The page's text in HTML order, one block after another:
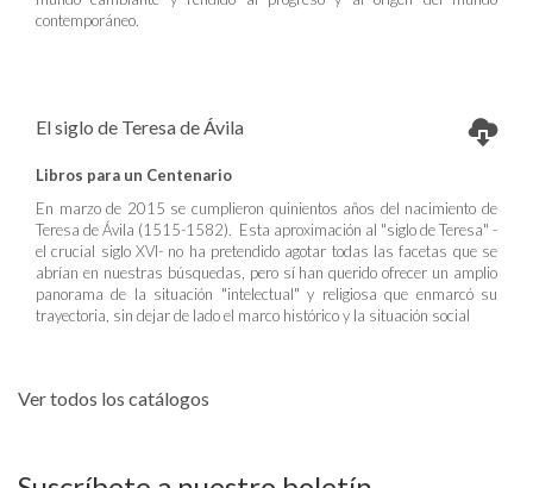
contemporáneo.
El siglo de Teresa de Ávila
Libros para un Centenario
En marzo de 2015 se cumplieron quinientos años del nacimiento de
Teresa de Ávila (1515-1582). Esta aproximación al "siglo de Teresa" -
el crucial siglo XVI- no ha pretendido agotar todas las facetas que se
abrían en nuestras búsquedas, pero sí han querido ofrecer un amplio
panorama de la situación "intelectual" y religiosa que enmarcó su
trayectoria, sin dejar de lado el marco histórico y la situación social
Ver todos los catálogos